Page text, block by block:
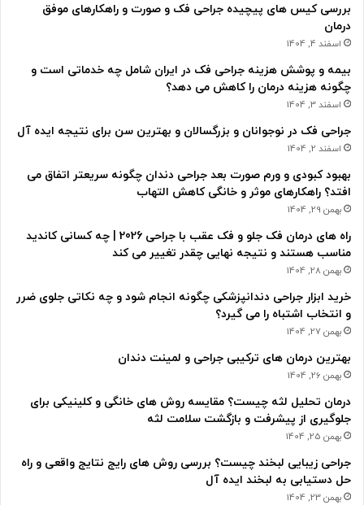
بررسی کیس های پیچیده جراحی فک و صورت و راهکارهای موفق
درمان
اسفند 4, 1404
بیمه و پوشش هزینه جراحی فک در ایران شامل چه خدماتی است و
چگونه هزینه درمان را کاهش می دهد؟
اسفند 3, 1404
جراحی فک در نوجوانان و بزرگسالان و بهترین سن برای نتیجه ایده آل
اسفند 2, 1404
بهبود کبودی و ورم صورت بعد جراحی دندان چگونه سریعتر اتفاق می
افتد؟ راهکارهای موثر و خانگی کاهش التهاب
بهمن 29, 1404
راه های درمان فک جلو و فک عقب با جراحی 2026 | چه کسانی کاندید
مناسب هستند و نتیجه نهایی چقدر تغییر می کند
بهمن 28, 1404
خرید ابزار جراحی دندانپزشکی چگونه انجام شود و چه نکاتی جلوی ضرر
و انتخاب اشتباه را می گیرد؟
بهمن 27, 1404
بهترین درمان های ترکیبی جراحی و لمینت دندان
بهمن 26, 1404
درمان تحلیل لثه چیست؟ مقایسه روش های خانگی و کلینیکی برای
جلوگیری از پیشرفت و بازگشت سلامت لثه
بهمن 25, 1404
جراحی زیبایی لبخند چیست؟ بررسی روش های رایج نتایج واقعی و راه
حل دستیابی به لبخند ایده آل
بهمن 23, 1404